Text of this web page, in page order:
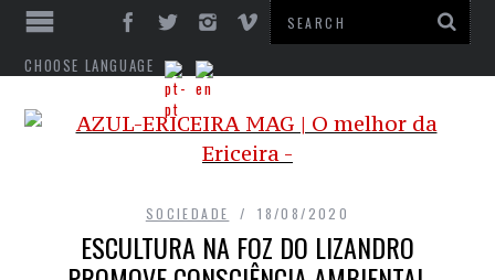
CHOOSE LANGUAGE
SOCIEDADE 18/08/2020
ESCULTURA NA FOZ DO LIZANDRO